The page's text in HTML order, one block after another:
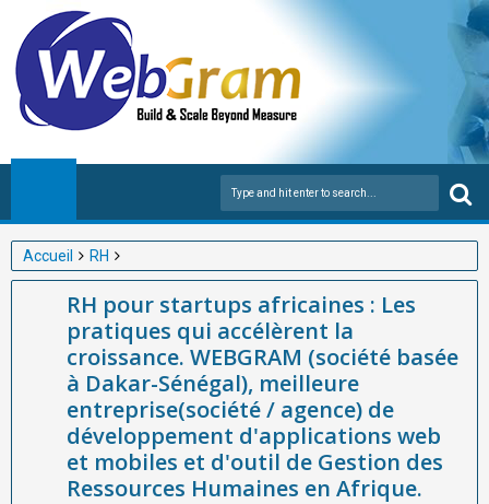
Accueil
RH
RH pour startups africaines : Les pratiques qui accélèrent la
croissance. WEBGRAM (société basée à Dakar-Sénégal),
meilleure entreprise(société / agence) de développement
d'applications web et mobiles et d'outil de Gestion des
Ressources Humaines en Afrique.
RH pour startups africaines : Les
pratiques qui accélèrent la
croissance. WEBGRAM (société basée
à Dakar-Sénégal), meilleure
entreprise(société / agence) de
développement d'applications web
et mobiles et d'outil de Gestion des
Ressources Humaines en Afrique.